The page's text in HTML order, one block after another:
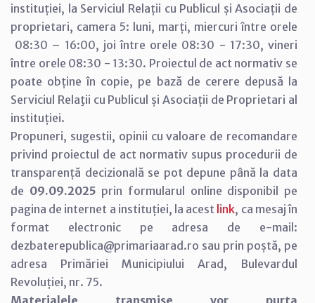
instituției, la Serviciul Relații cu Publicul și Asociații de
proprietari, camera 5: luni, marți, miercuri între orele
08:30 – 16:00, joi între orele 08:30 - 17:30, vineri
între orele 08:30 - 13:30. Proiectul de act normativ se
poate obține în copie, pe bază de cerere depusă la
Serviciul Relaţii cu Publicul și Asociații de Proprietari al
instituției.
Propuneri, sugestii, opinii cu valoare de recomandare
privind proiectul de act normativ supus procedurii de
transparență decizională se pot depune până la data
de 09.09.2025 prin formularul online disponibil pe
pagina de internet a instituției, la acest link, ca mesaj în
format electronic pe adresa de e-mail:
dezbaterepublica@primariaarad.ro sau prin poștă, pe
adresa Primăriei Municipiului Arad, Bulevardul
Revoluției, nr. 75.
Materialele transmise vor purta